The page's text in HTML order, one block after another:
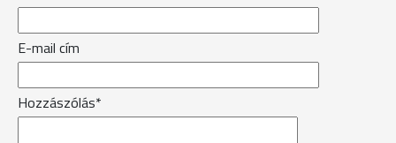
E-mail cím
Hozzászólás*